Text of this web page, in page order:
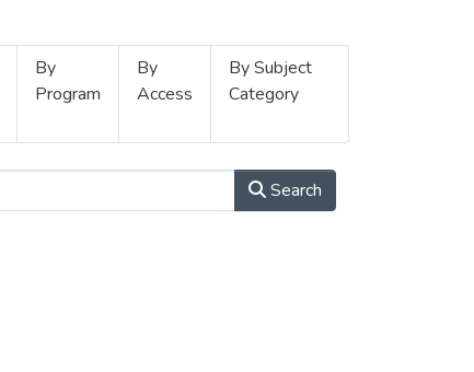
By
Program
By
Access
By Subject
Category
Search